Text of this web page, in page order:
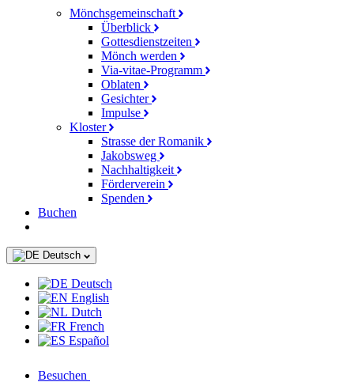
Mönchsgemeinschaft
Überblick
Gottesdienstzeiten
Mönch werden
Via-vitae-Programm
Oblaten
Gesichter
Impulse
Kloster
Strasse der Romanik
Jakobsweg
Nachhaltigkeit
Förderverein
Spenden
Buchen
Deutsch
Deutsch
English
Dutch
French
Español
Besuchen